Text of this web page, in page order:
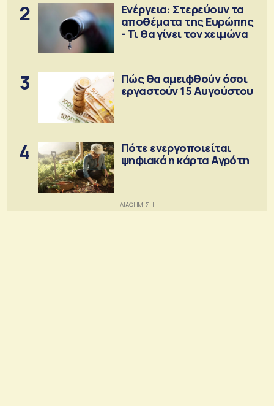
2
Ενέργεια: Στερεύουν τα
αποθέματα της Ευρώπης
- Τι θα γίνει τον χειμώνα
3
Πώς θα αμειφθούν όσοι
εργαστούν 15 Αυγούστου
4
Πότε ενεργοποιείται
ψηφιακά η κάρτα Αγρότη